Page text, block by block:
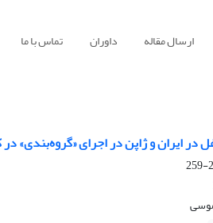
ارسال مقاله داوران تماس با ما
ایران و ژاپن در اجرای «گروه‌بندی»